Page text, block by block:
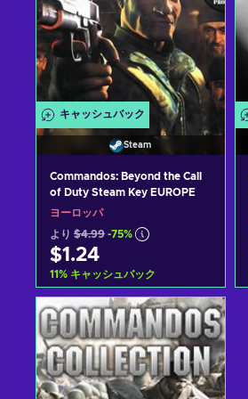
キャッシュバック
Steam
Commandos: Beyond the Call
of Duty Steam Key EUROPE
ヨーロッパ
より $4.99 -75%
$1.24
11% キャッシュバック
カートに入れる
View offers